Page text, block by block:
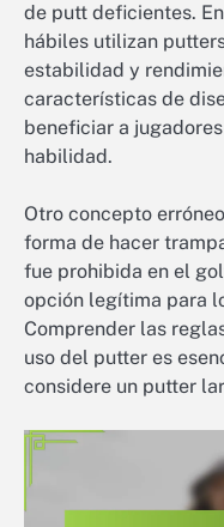
de putt deficientes.
hábiles utilizan
estabilidad y
características de
beneficiar a
habilidad.
Otro concepto
forma de hacer
fue prohibida en el
opción legítima para
Comprender las
uso del putter es
considere un putter